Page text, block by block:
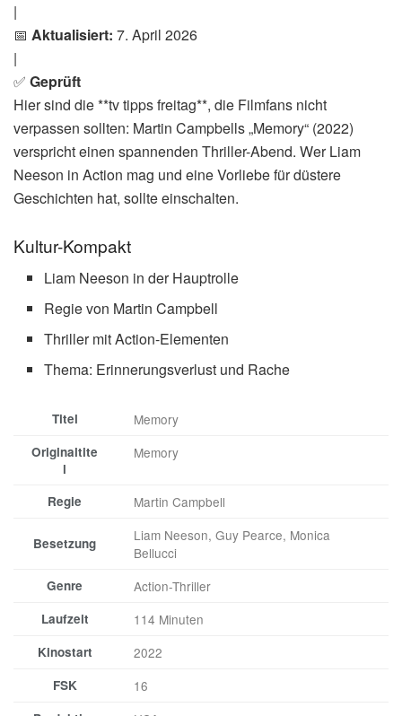
|
📅 Aktualisiert: 7. April 2026
|
✅ Geprüft
Hier sind die **tv tipps freitag**, die Filmfans nicht
verpassen sollten: Martin Campbells „Memory“ (2022)
verspricht einen spannenden Thriller-Abend. Wer Liam
Neeson in Action mag und eine Vorliebe für düstere
Geschichten hat, sollte einschalten.
Kultur-Kompakt
Liam Neeson in der Hauptrolle
Regie von Martin Campbell
Thriller mit Action-Elementen
Thema: Erinnerungsverlust und Rache
Titel Memory
Originaltite
l
Memory
Regie Martin Campbell
Besetzung
Liam Neeson, Guy Pearce, Monica
Bellucci
Genre Action-Thriller
Laufzeit 114 Minuten
Kinostart 2022
FSK 16